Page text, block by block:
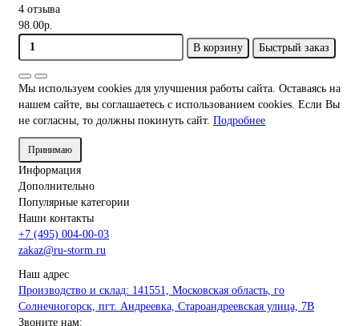
4 отзыва
98.00р.
В корзину
Быстрый заказ
Мы используем cookies для улучшения работы сайта. Оставаясь на
нашем сайте, вы соглашаетесь с использованием cookies. Если Вы
не согласны, то должны покинуть сайт. Подробнее
Принимаю
Информация
Дополнительно
Популярные категории
Наши контакты
+7 (495) 004-00-03
zakaz@ru-storm.ru
Наш адрес
Производство и склад: 141551, Московская область, го
Солнечногорск, пгт. Андреевка, Староандреевская улица, 7В
Звоните нам: